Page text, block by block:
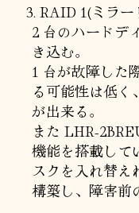
RAID 1(ミラー
2 台のハードデ
き込む。
1 台が故障した
る可能性は低く
が出来る。
また LHR-
機能を搭載して
スクを入れ替
構築し、障害前